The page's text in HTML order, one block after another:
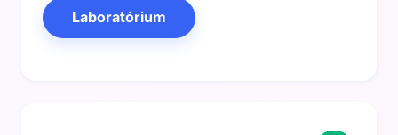
Laboratórium